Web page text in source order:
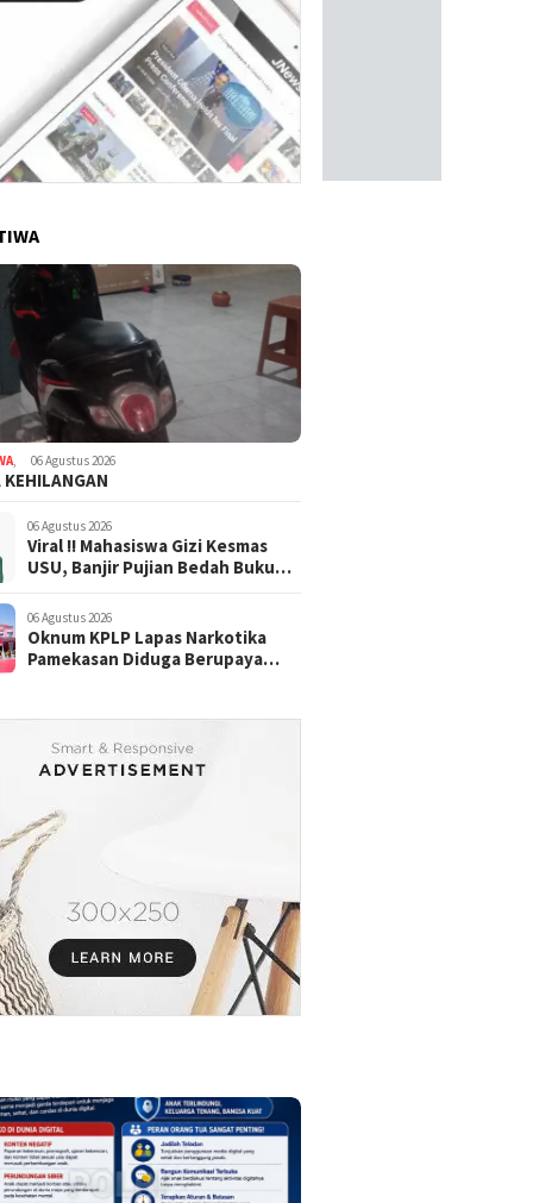
, 06 Agustus 2026
KEHILANGAN
06 Agustus 2026
Viral !! Mahasiswa Gizi Kesmas
USU, Banjir Pujian Bedah Buku
Ribu Refeensi Akademik Dunia
06 Agustus 2026
Oknum KPLP Lapas Narkotika
Pamekasan Diduga Berupaya
Hp"